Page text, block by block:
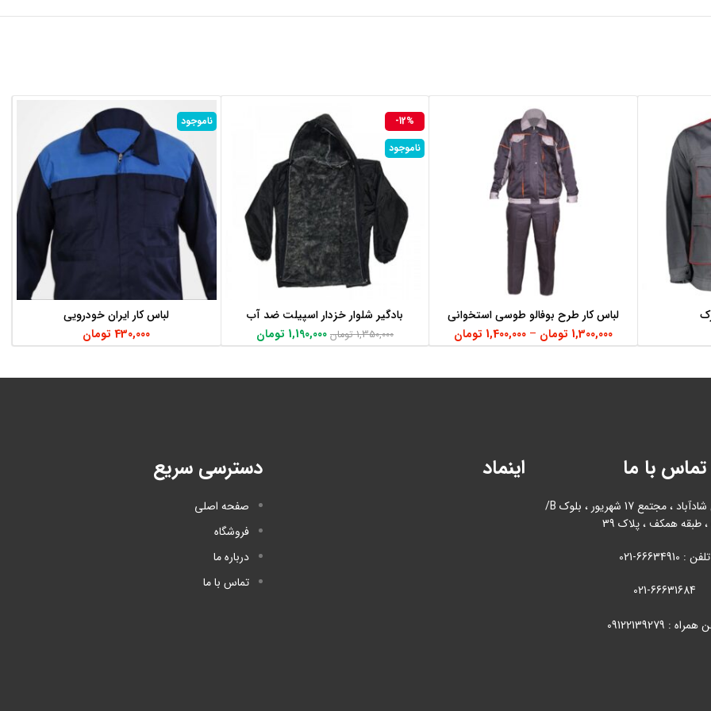
انتخاب گزینه‌ها
لباس کار طرح بوفالو طوسی استخوانی
1,300,000 تومان –
1,400,000 تومان
-12%
ناموجود
اطلاعات بیشتر
بادگیر شلوار خزدار اسپیلت ضد آب
1,350,000 تومان 1,190,000 تومان
ناموجود
اطلاعات بیشتر
لباس کار ایران خودرویی
430,000 تومان
تماس با ما
آدرس : بازار آهن شادآباد ، مجتمع 17 شهریور ، بلوک B/
طبقه همکف ، پلاک 39
تلفن : 66634910-021
021-66631684
: 09122139279
اینماد دسترسی سریع
صفحه اصلی
فروشگاه
درباره ما
تماس با ما